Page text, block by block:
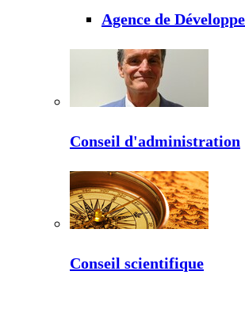
Agence de
Conseil d'administration
Conseil scientifique